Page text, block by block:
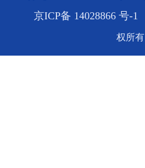
京ICP备 14028866 号-1
权所有